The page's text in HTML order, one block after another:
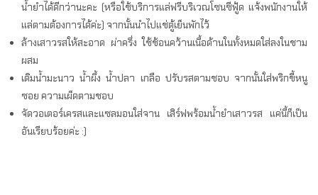
น้ำยำได้ดีกว่านะคะ (หรือใช้บริการแล่ฟรีบริเวณโซนซีฟู้ด แจ้งพนักงานให้
แล่ตามต้องการได้ค่ะ) จากนั้นนำไปแช่ตู้เย็นพักไว้
ล้างเสาวรสให้สะอาด ผ่าครึ่ง ใช้ช้อนคว้านเนื้อด้านในทั้งหมดใส่ลงในชาม
ผสม
เติมน้ำมะนาว น้ำผึ้ง น้ำปลา เกลือ ปรับรสตามชอบ จากนั้นใส่พริกขี้หนู
ซอย ความเผ็ดตามชอบ
จัดวอเตอร์เครสและแซลมอนใส่จาน เสิร์ฟพร้อมน้ำยำเสาวรส แค่นี้ก็เป็น
อันเรียบร้อยค่ะ :)